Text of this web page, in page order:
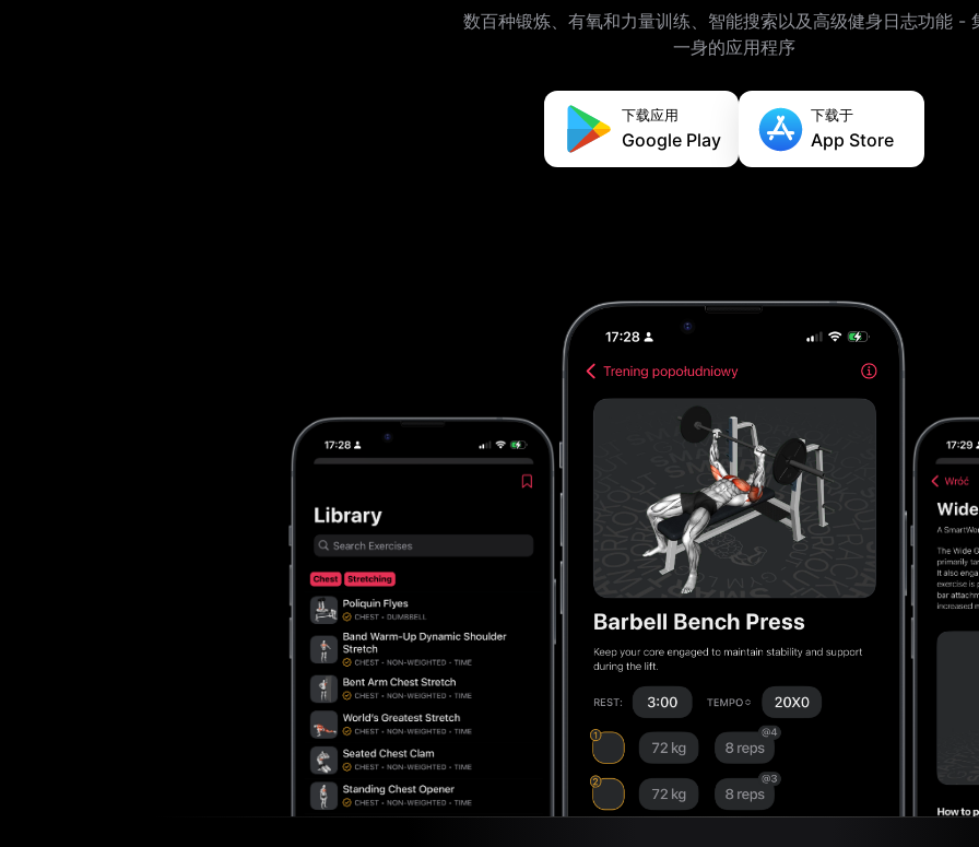
数百种锻炼、有氧和力量训练、智能搜索以及高级健身日志功能 -
一身的应用程序
下载应用
Google Play
下载于
App Store